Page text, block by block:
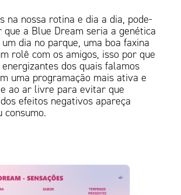
na nossa rotina e dia a dia, pode-
que a Blue Dream seria a genética
dia no parque, uma boa faxina
rolê com os amigos, isso por que
dos quais falamos
uma programação mais ativa e
ao ar livre para evitar que
efeitos negativos apareça
consumo.